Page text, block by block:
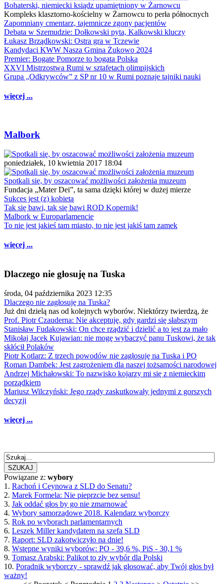
Bohaterski, niemiecki ksiądz upamiętniony w Żarnowcu
Kompleks klasztorno-kościelny w Żarnowcu to perła północnych
Zapomniany cmentarz, tajemnicze zgony pacjentów
Debata w Szemudzie: Dołkowski pyta, Kalkowski kluczy
Łukasz Brządkowski: Ostra gra w Tczewie
Kandydaci KWW Nasza Gmina Żukowo 2024
Premier: Bogate Pomorze to bogata Polska
XXVI Mistrzostwa Rumi w sztafetach olimpijskich
Grupa „Odkrywców” z SP nr 10 w Rumi poznaje tajniki nauki
więcej ...
Malbork
poniedziałek, 10 kwietnia 2017 18:04
Spotkali się, by oszacować możliwości założenia muzeum
Fundacja „Mater Dei”, ta sama dzięki której w dużej mierze
Sukces jest (z) kobietą
Tak się bawi, tak się bawi ROD Kopernik!
Malbork w Europarlamencie
To nie jest jakieś tam miasto, to nie jest jakiś tam zamek
więcej ...
Dlaczego nie głosuję na Tuska
środa, 04 października 2023 12:35
Dlaczego nie zagłosuję na Tuska?
Już dni dzielą nas od kolejnych wyborów. Niektórzy twierdzą, że
Prof. Piotr Czauderna: Nie akceptuję, gdy gardzi się słabszym
Stanisław Fudakowski: On chce rządzić i dzielić a to jest za mało
Mikołaj Jacek Kujawian: nie mogę wybaczyć panu Tuskowi, że tak
skłócił Polaków
Piotr Kotlarz: Z trzech powodów nie zagłosuję na Tuska i PO
Roman Dambek: Jest zagrożeniem dla naszej tożsamości narodowej
Andrzej Michałowski: To nazwisko kojarzy mi się z niemieckim
porządkiem
Mariusz Wilczyński: Jego rządy zaskutkowały jednymi z gorszych
decyzji
więcej ...
SZUKAJ
Powiązane z: wybory
1. Rachoń i Ceynowa z SLD do Senatu?
2. Marek Formela: Nie pieprzcie bez sensu!
3. Jak oddać głos by go nie zmarnować
4. Wybory samorządowe 2018. Kalendarz wyborczy
5. Rok po wyborach parlamentarnych
6. Leszek Miller kandydatem na szefa SLD
7. Raport: SLD zakotwiczyło na dnie!
8. Wstępne wyniki wyborów: PO - 39,6 %, PiS - 30,1 %
9. Tomasz Arabski: Palikot to zły wybór dla Polski
10. Poradnik wyborczy - sprawdź jak głosować, aby Twój głos był
ważny!